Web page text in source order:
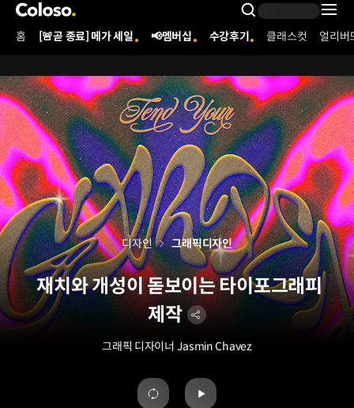
콜로소
Search
Coloso Menu
홈 [🚨곧 종료] 메가 세일 📢멤버십 수강후기 클래스컷 얼리버
재치와 개성이 돋보이는 타이포그래피
제작
그래픽 디자이너 Jasmin Chavez
디자인 그래픽디자인